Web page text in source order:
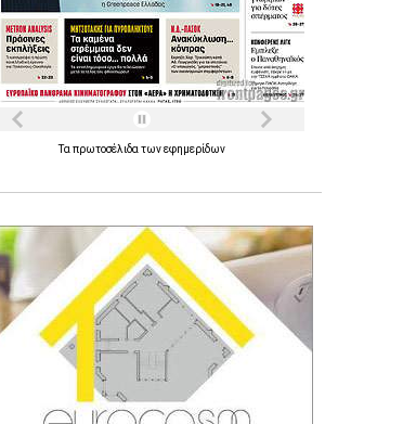
Ταπρωτοσέλιδατωνεφημερίδων